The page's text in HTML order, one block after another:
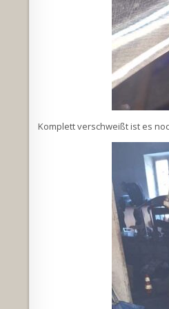
Komplett verschweißt ist es